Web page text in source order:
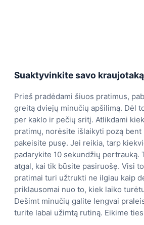
Suaktyvinkite savo kraujotaką
Prieš pradėdami šiuos pratimus,
greitą dviejų minučių apšilimą. Dėl
per kaklo ir pečių sritį. Atlikdami
pratimų, norėsite išlaikyti pozą
pakeisite pusę. Jei reikia, tarp
padarykite 10 sekundžių pertrauką.
atgal, kai tik būsite pasiruošę. Visi
pratimai turi užtrukti ne ilgiau kaip
priklausomai nuo to, kiek laiko
Dešimt minučių galite lengvai
turite labai užimtą rutiną. Eikime